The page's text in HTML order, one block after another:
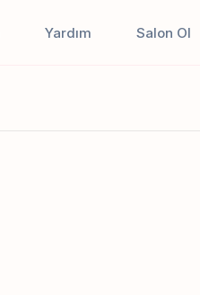
Yardım Salon Ol